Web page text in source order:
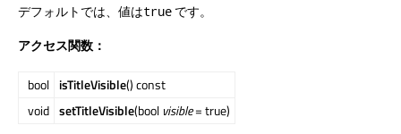
デフォルトでは、値はtrue です。
アクセス関数：
bool isTitleVisible() const
void setTitleVisible(bool visible= true)